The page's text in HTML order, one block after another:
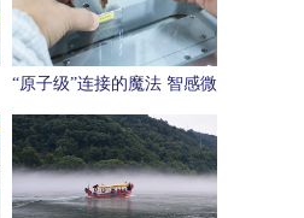
“原子级”连接的魔法 智感微
电子用一枚芯片感知“人形
机器人”未来